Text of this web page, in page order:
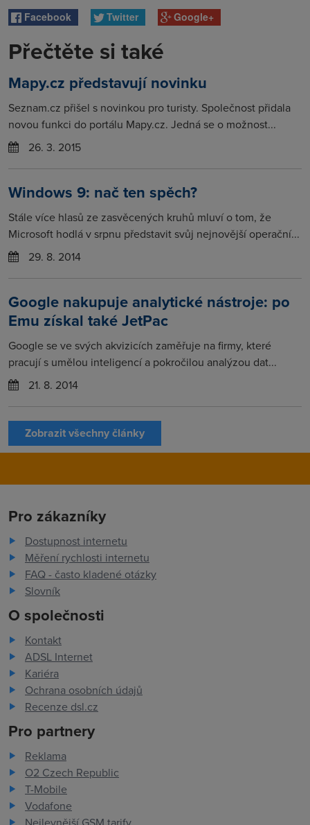
Facebook Twitter Google+
Přečtěte si také
Mapy.cz představují novinku
Seznam.cz přišel s novinkou pro turisty. Společnost přidala
novou funkci do portálu Mapy.cz. Jedná se o možnost...
26. 3. 2015
Windows 9: nač ten spěch?
Stále více hlasů ze zasvěcených kruhů mluví o tom, že
Microsoft hodlá v srpnu představit svůj nejnovější operační...
29. 8. 2014
Google nakupuje analytické nástroje: po
Emu získal také JetPac
Google se ve svých akvizicích zaměřuje na firmy, které
pracují s umělou inteligencí a pokročilou analýzou dat...
21. 8. 2014
Zobrazit všechny články
Pro zákazníky
Dostupnost internetu
Měření rychlosti internetu
FAQ - často kladené otázky
Slovník
O společnosti
Kontakt
ADSL Internet
Kariéra
Ochrana osobních údajů
Recenze dsl.cz
Pro partnery
Reklama
O2 Czech Republic
T-Mobile
Vodafone